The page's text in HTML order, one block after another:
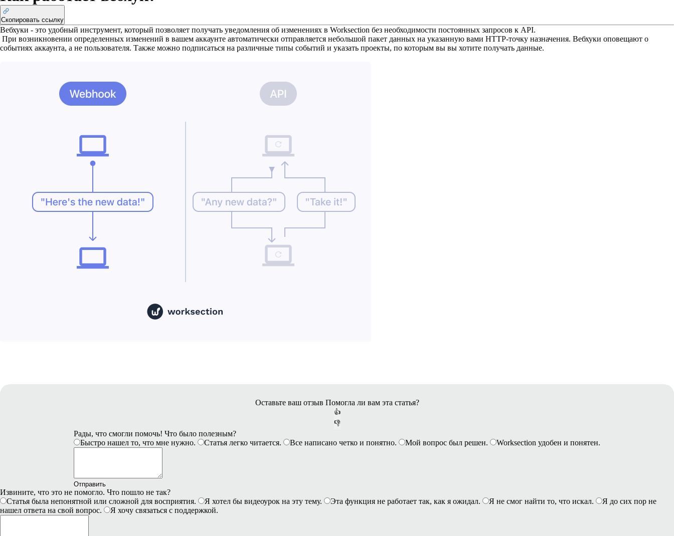
Скопировать ссылку
Вебхуки - это удобный инструмент, который позволяет получать уведомления об изменениях в Worksection без необходимости постоянных запросов к API.
При возникновении определенных изменений в вашем аккаунте автоматически отправляется небольшой пакет данных на указанную вами HTTP-точку назначения. Вебхуки оповещают о
событиях аккаунта, а не пользователя. Также можно подписаться на различные типы событий и указать проекты, по которым вы вы хотите получать данные.
Оставьте ваш отзыв Помогла ли вам эта статья?
👍
👎
Рады, что смогли помочь! Что было полезным?
Быстро нашел то, что мне нужно.
Статья легко читается. Все написано четко и понятно. Мой вопрос был решен. Worksection удобен и понятен.
Отправить
Извините, что это не помогло. Что пошло не так?
Статья была непонятной или сложной для восприятия.
Я хотел бы видеоурок на эту тему. Эта функция не работает так, как я ожидал. Я не смог найти то, что искал.
Я до сих пор не
нашел ответа на свой вопрос.
Я хочу связаться с поддержкой.